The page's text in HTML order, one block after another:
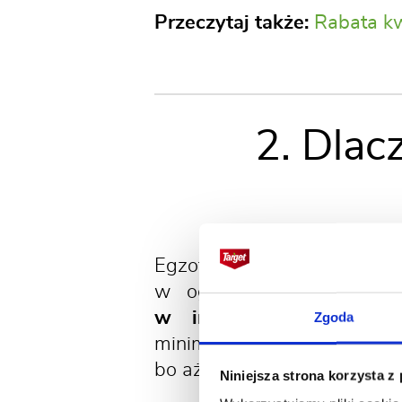
Zgoda
Niniejsza strona korzysta z
Przeczytaj także: Rabata
2.
Egzotyczny wygląd i dość
w ogrodach
w intensywnych
minimalistycznych cenione
bo aż do przymrozków.